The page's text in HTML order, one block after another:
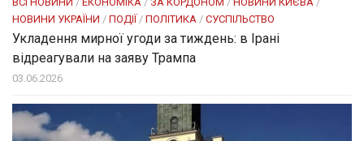
НОВИНИ УКРАЇНИ / ПОДІЇ / ПОЛІТИКА / СУСПІЛЬСТВО
Укладення мирної угоди за тиждень: в Ірані
відреагували на заяву Трампа
03.06.2026